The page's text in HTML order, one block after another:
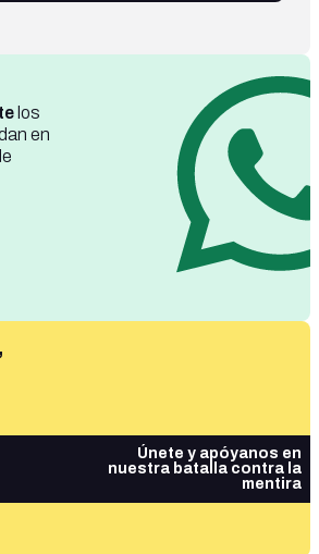
los
en
Únete y apóyanos en
nuestra batalla contra la
mentira